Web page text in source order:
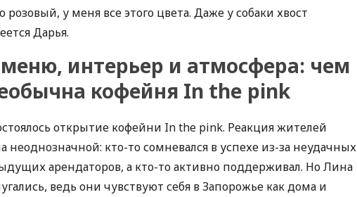
розовый, у меня все этого цвета. Даже у собаки хвост
Дарья.
интерьер и атмосфера: чем
кофейня In the pink
открытие кофейни In the pink. Реакция жителей
неоднозначной: кто-то сомневался в успехе из-за неудачных
арендаторов, а кто-то активно поддерживал. Но Лина
ведь они чувствуют себя в Запорожье как дома и